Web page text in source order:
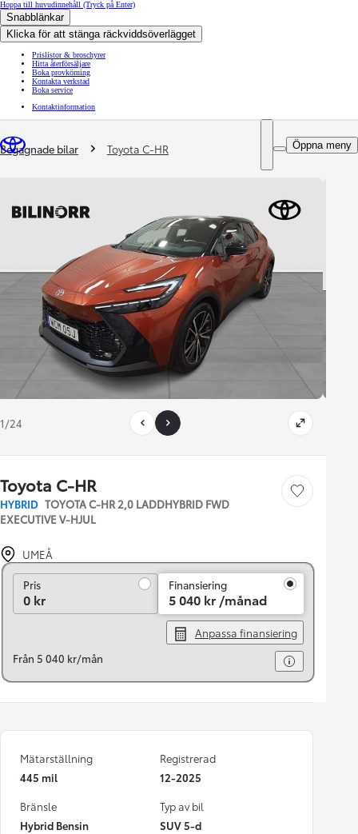
Hoppa till huvudinnehåll (Tryck på Enter)
Snabblänkar
Klicka för att stänga räckviddsöverlägget
Prislistor & broschyrer
Hitta återförsäljare
Boka provkörning
Kontakta verkstad
Boka service
Kontaktinformation
Öppna meny
You are here
Begagnade bilar Toyota C-HR
1/24
Toyota C-HR
HYBRID TOYOTA C-HR 2,0 LADDHYBRID FWD
EXECUTIVE V-HJUL
Save car
UMEÅ
PrisPris
0 kr
Finansiering
5 040 kr /månad
Anpassa finansiering
Från 5 040 kr/mån
Mätarställning
445 mil
Registrerad
12-2025
Bränsle
Hybrid Bensin
Typ av bil
SUV 5-d